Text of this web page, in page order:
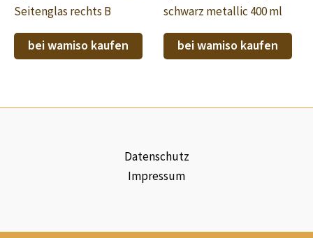
Seitenglas rechts B
bei wamiso kaufen
schwarz metallic 400 ml
bei wamiso kaufen
Datenschutz
Impressum